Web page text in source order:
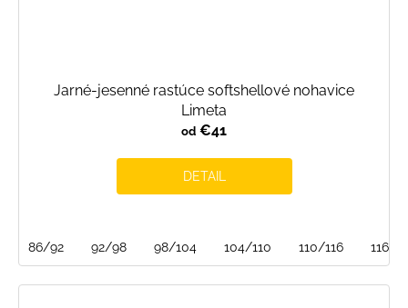
Jarné-jesenné rastúce softshellové nohavice
Limeta
od €41
DETAIL
86/92 92/98 98/104 104/110 110/116 116/